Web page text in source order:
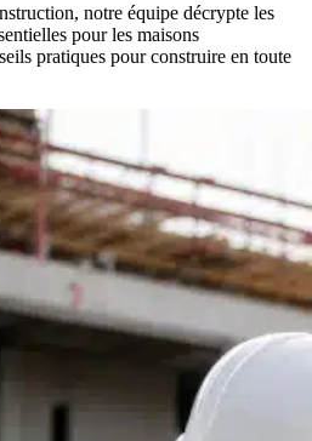
notre équipe décrypte les
pour les maisons
pratiques pour construire en toute